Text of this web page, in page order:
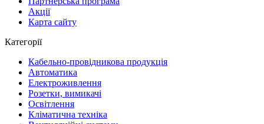
Акції
Карта сайту
Категорії
Кабельно-провідникова продукція
Автоматика
Електроживлення
Розетки, вимикачі
Освітлення
Кліматична техніка